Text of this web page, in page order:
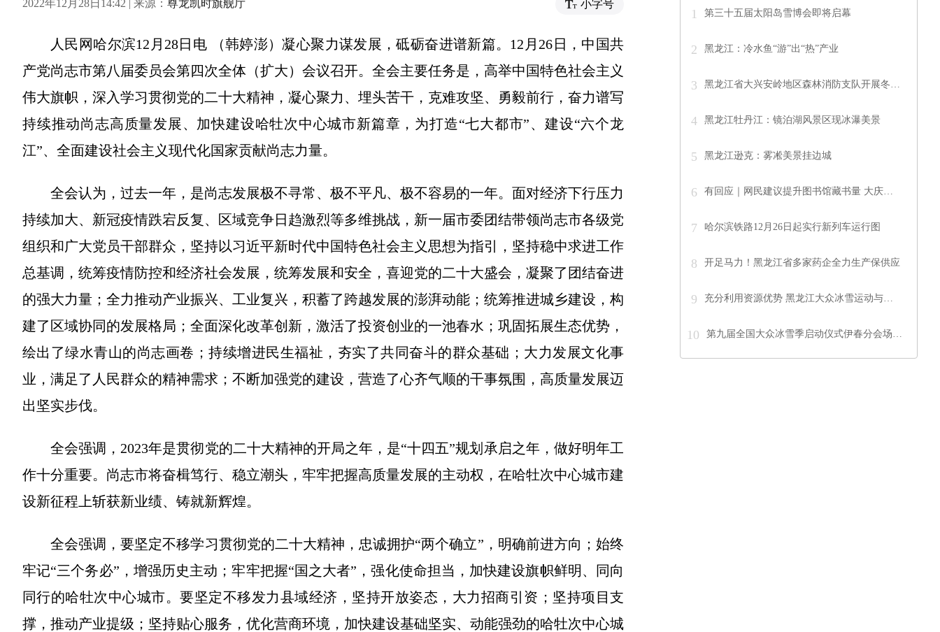
2022年12月28日14:42 | 来源： 尊龙凯时旗舰厅 小字号
人民网哈尔滨12月28日电 （韩婷澎）凝心聚力谋发展，砥砺奋进谱新篇。12月26日，中国共
产党尚志市第八届委员会第四次全体（扩大）会议召开。全会主要任务是，高举中国特色社会主义
伟大旗帜，深入学习贯彻党的二十大精神，凝心聚力、埋头苦干，克难攻坚、勇毅前行，奋力谱写
持续推动尚志高质量发展、加快建设哈牡次中心城市新篇章，为打造“七大都市”、建设“六个龙
江”、全面建设社会主义现代化国家贡献尚志力量。
全会认为，过去一年，是尚志发展极不寻常、极不平凡、极不容易的一年。面对经济下行压力
持续加大、新冠疫情跌宕反复、区域竞争日趋激烈等多维挑战，新一届市委团结带领尚志市各级党
组织和广大党员干部群众，坚持以习近平新时代中国特色社会主义思想为指引，坚持稳中求进工作
总基调，统筹疫情防控和经济社会发展，统筹发展和安全，喜迎党的二十大盛会，凝聚了团结奋进
的强大力量；全力推动产业振兴、工业复兴，积蓄了跨越发展的澎湃动能；统筹推进城乡建设，构
建了区域协同的发展格局；全面深化改革创新，激活了投资创业的一池春水；巩固拓展生态优势，
绘出了绿水青山的尚志画卷；持续增进民生福祉，夯实了共同奋斗的群众基础；大力发展文化事
业，满足了人民群众的精神需求；不断加强党的建设，营造了心齐气顺的干事氛围，高质量发展迈
出坚实步伐。
全会强调，2023年是贯彻党的二十大精神的开局之年，是“十四五”规划承启之年，做好明年工
作十分重要。尚志市将奋楫笃行、稳立潮头，牢牢把握高质量发展的主动权，在哈牡次中心城市建
设新征程上斩获新业绩、铸就新辉煌。
全会强调，要坚定不移学习贯彻党的二十大精神，忠诚拥护“两个确立”，明确前进方向；始终
牢记“三个务必”，增强历史主动；牢牢把握“国之大者”，强化使命担当，加快建设旗帜鲜明、同向
同行的哈牡次中心城市。要坚定不移发力县域经济，坚持开放姿态，大力招商引资；坚持项目支
撑，推动产业提级；坚持贴心服务，优化营商环境，加快建设基础坚实、动能强劲的哈牡次中心城
1 第三十五届太阳岛雪博会即将启幕
2 黑龙江：冷水鱼“游”出“热”产业
3 黑龙江省大兴安岭地区森林消防支队开展冬…
4 黑龙江牡丹江：镜泊湖风景区现冰瀑美景
5 黑龙江逊克：雾凇美景挂边城
6 有回应｜网民建议提升图书馆藏书量 大庆…
7 哈尔滨铁路12月26日起实行新列车运行图
8 开足马力！黑龙江省多家药企全力生产保供应
9 充分利用资源优势 黑龙江大众冰雪运动与…
10 第九届全国大众冰雪季启动仪式伊春分会场…